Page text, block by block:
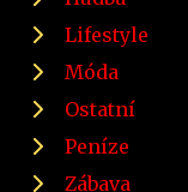
Lifestyle
Móda
Ostatní
Peníze
Zábava